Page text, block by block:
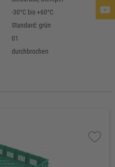
-30°C bis +60°C
Standard: grün
01
durchbrochen